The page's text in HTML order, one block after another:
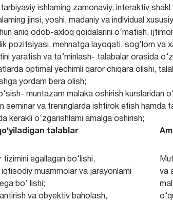
ishlaming zamonaviy, interaktiv
jinsi, yoshi, madaniy va individual
aniq odob-axloq qoidalarini o‘matish,
pozitsiyasi, mehnatga layoqati, sog‘lom va
yaratish va ta’minlash- talabalar orasida
optimal yechimli qaror chiqara olishi,
yordam bera olish;
muntazam malaka oshirish kurslaridan
seminar va treninglarda ishtirok etish hamda
kerakli o‘zgarishlami amalga oshirish;
talablar
tizimini egallagan bo‘lishi,
muammolar va jarayonlami
bo‘ lishi;
va obyektiv baholash,
va